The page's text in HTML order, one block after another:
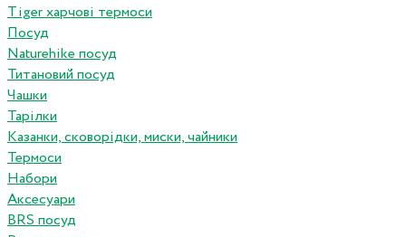
Tiger харчові термоси
Посуд
Naturehike посуд
Титановий посуд
Чашки
Тарілки
Казанки, сковорідки, миски, чайники
Термоси
Набори
Аксесуари
BRS посуд